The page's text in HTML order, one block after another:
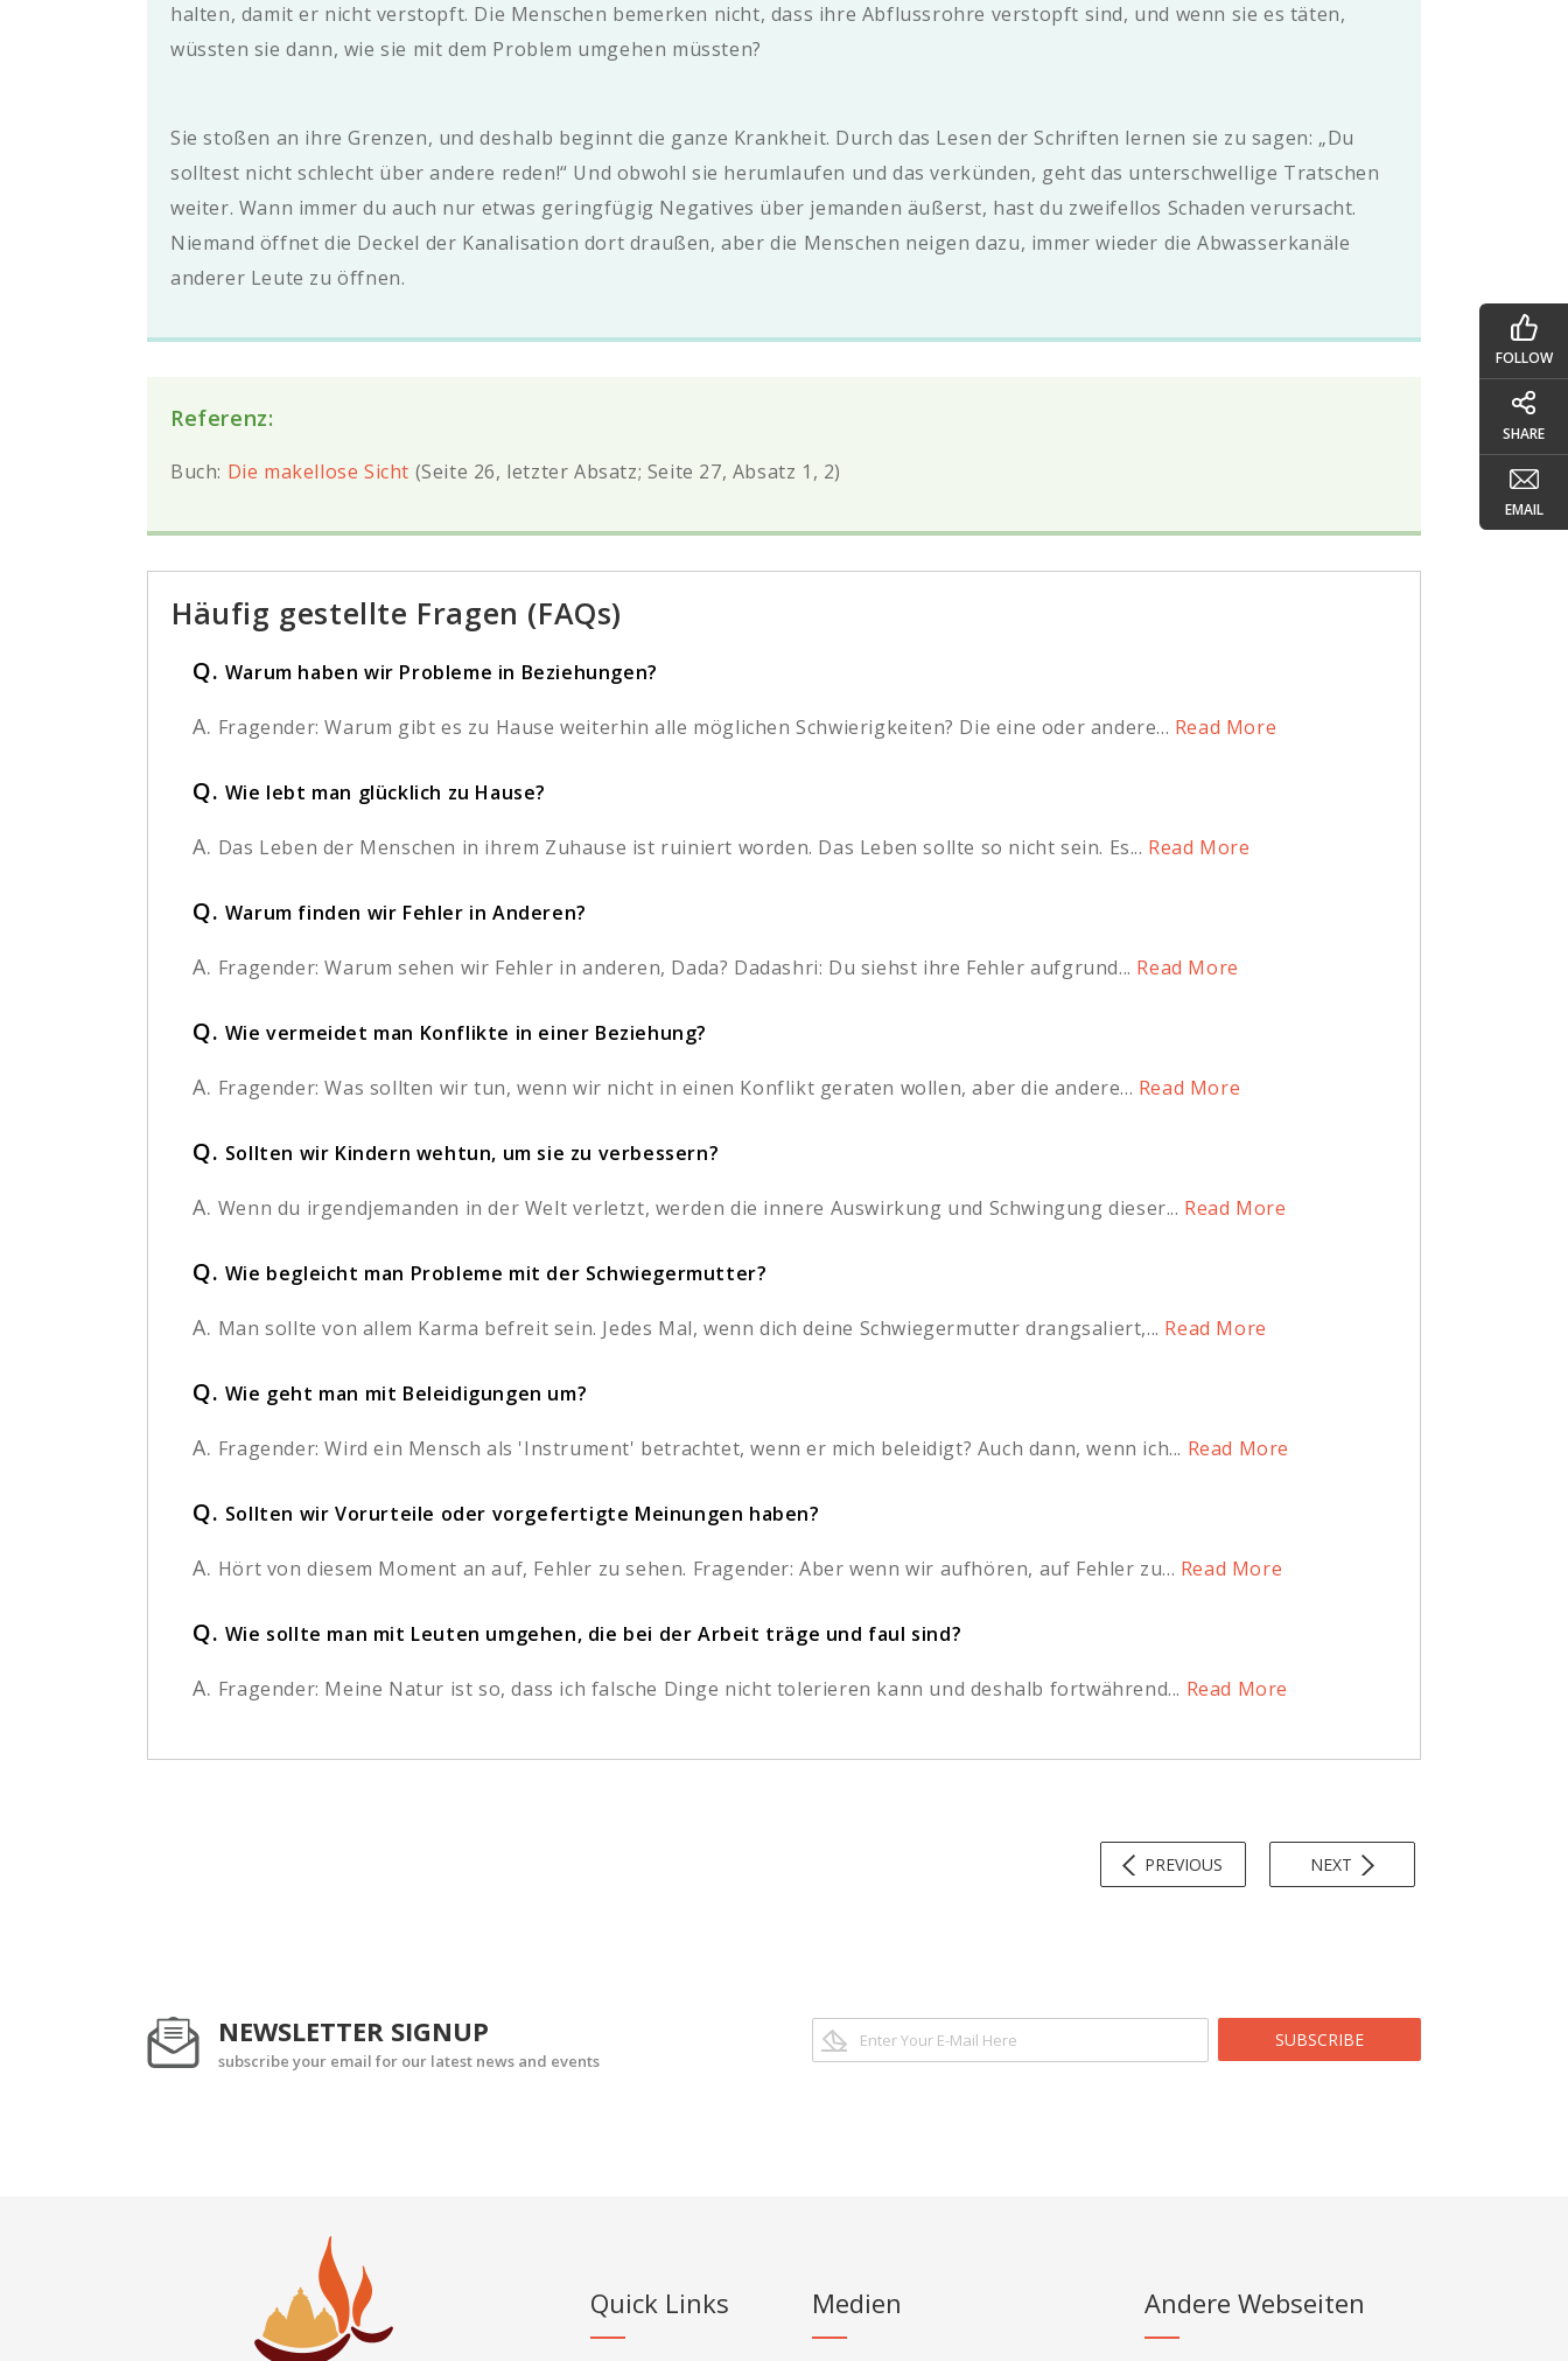
halten, damit er nicht verstopft. Die Menschen bemerken nicht, dass ihre Abflussrohre verstopft sind, und wenn sie es täten,
wüssten sie dann, wie sie mit dem Problem umgehen müssten?
Sie stoßen an ihre Grenzen, und deshalb beginnt die ganze Krankheit. Durch das Lesen der Schriften lernen sie zu sagen: „Du
solltest nicht schlecht über andere reden!“ Und obwohl sie herumlaufen und das verkünden, geht das unterschwellige Tratschen
weiter. Wann immer du auch nur etwas geringfügig Negatives über jemanden äußerst, hast du zweifellos Schaden verursacht.
Niemand öffnet die Deckel der Kanalisation dort draußen, aber die Menschen neigen dazu, immer wieder die Abwasserkanäle
anderer Leute zu öffnen.
Referenz:
Buch: Die makellose Sicht (Seite 26, letzter Absatz; Seite 27, Absatz 1, 2)
Häufig gestellte Fragen (FAQs)
Q. Warum haben wir Probleme in Beziehungen?
A. Fragender: Warum gibt es zu Hause weiterhin alle möglichen Schwierigkeiten? Die eine oder andere... Read More
Q. Wie lebt man glücklich zu Hause?
A. Das Leben der Menschen in ihrem Zuhause ist ruiniert worden. Das Leben sollte so nicht sein. Es... Read More
Q. Warum finden wir Fehler in Anderen?
A. Fragender: Warum sehen wir Fehler in anderen, Dada? Dadashri: Du siehst ihre Fehler aufgrund... Read More
Q. Wie vermeidet man Konflikte in einer Beziehung?
A. Fragender: Was sollten wir tun, wenn wir nicht in einen Konflikt geraten wollen, aber die andere... Read More
Q. Sollten wir Kindern wehtun, um sie zu verbessern?
A. Wenn du irgendjemanden in der Welt verletzt, werden die innere Auswirkung und Schwingung dieser... Read More
Q. Wie begleicht man Probleme mit der Schwiegermutter?
A. Man sollte von allem Karma befreit sein. Jedes Mal, wenn dich deine Schwiegermutter drangsaliert,... Read More
Q. Wie geht man mit Beleidigungen um?
A. Fragender: Wird ein Mensch als 'Instrument' betrachtet, wenn er mich beleidigt? Auch dann, wenn ich... Read More
Q. Sollten wir Vorurteile oder vorgefertigte Meinungen haben?
A. Hört von diesem Moment an auf, Fehler zu sehen. Fragender: Aber wenn wir aufhören, auf Fehler zu... Read More
Q. Wie sollte man mit Leuten umgehen, die bei der Arbeit träge und faul sind?
A. Fragender: Meine Natur ist so, dass ich falsche Dinge nicht tolerieren kann und deshalb fortwährend... Read More
PREVIOUS NEXT
NEWSLETTER SIGNUP
subscribe your email for our latest news and events
SUBSCRIBE
Quick Links Medien Andere Webseiten
FOLLOW
SHARE
EMAIL